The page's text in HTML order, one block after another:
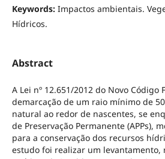
Keywords: Impactos ambientais.
Hídricos.
Abstract
A Lei nº 12.651/2012 do Novo Código
demarcação de um raio mínimo de
natural ao redor de nascentes, se
de Preservação Permanente (APPs),
para a conservação dos recursos
estudo foi realizar um levantamento,